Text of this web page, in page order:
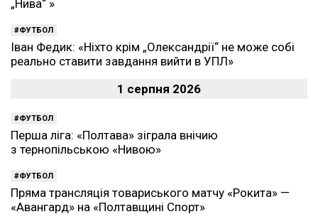
„Нива“ »
ФУТБОЛ
Іван Федик: «Ніхто крім „Олександрії“ не може собі
реально ставити завдання вийти в УПЛ»
1 серпня 2026
ФУТБОЛ
Перша ліга: «Полтава» зіграла внічию
з тернопільською «Нивою»
ФУТБОЛ
Пряма трансляція товариського матчу «Рокита» —
«Авангард» на «Полтавщині Спорт»